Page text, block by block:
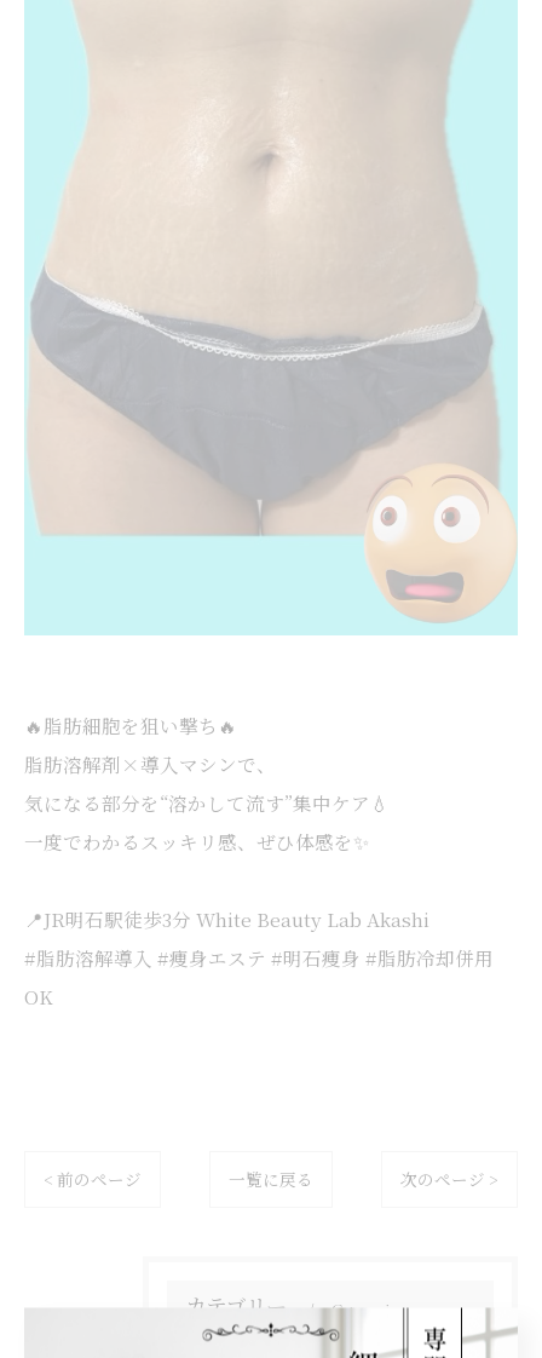
🔥脂肪細胞を狙い撃ち🔥
脂肪溶解剤×導入マシンで、
気になる部分を“溶かして流す”集中ケア💧
一度でわかるスッキリ感、ぜひ体感を✨
📍JR明石駅徒歩3分 White Beauty Lab Akashi
#脂肪溶解導入 #痩身エステ #明石痩身 #脂肪冷却併用
OK
< 前のページ 一覧に戻る 次のページ >
カテゴリー Categories